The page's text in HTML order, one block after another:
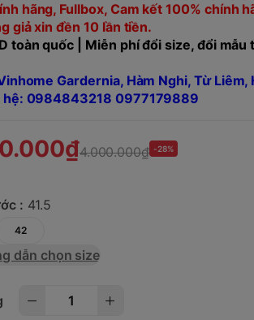
hãng, Fullbox, Cam kết 100% chính
giả xin đền 10 lần tiền.
toàn quốc | Miễn phí đổi size, đổi mẫu
Gardernia, Hàm Nghi, Từ Liêm,
hệ: 0984843218 0977179889
4.000.000₫ -28%
: 41.5
42
dẫn chọn size